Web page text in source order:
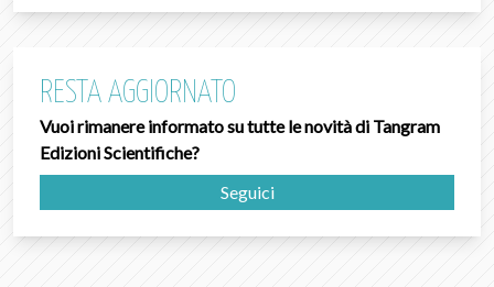
RESTA AGGIORNATO
Vuoi rimanere informato su tutte le novità di Tangram
Edizioni Scientifiche?
Seguici